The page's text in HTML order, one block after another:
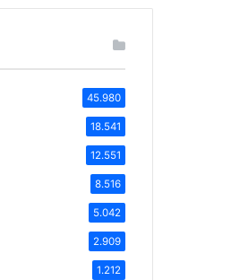
45.980
18.541
12.551
8.516
5.042
2.909
1.212